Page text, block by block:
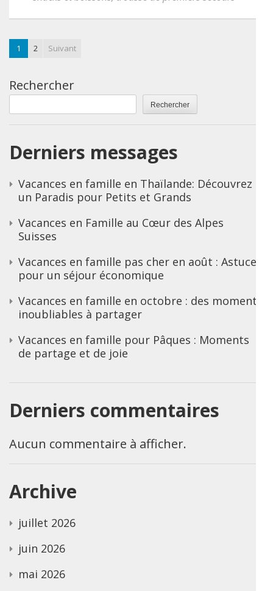
1 2 Suivant
Rechercher
Rechercher
Derniers messages
Vacances en famille en Thaïlande: Découvrez
un Paradis pour Petits et Grands
Vacances en Famille au Cœur des Alpes
Suisses
Vacances en famille pas cher en août : Astuces
pour un séjour économique
Vacances en famille en octobre : des moments
inoubliables à partager
Vacances en famille pour Pâques : Moments
de partage et de joie
Derniers commentaires
Aucun commentaire à afficher.
Archive
juillet 2026
juin 2026
mai 2026